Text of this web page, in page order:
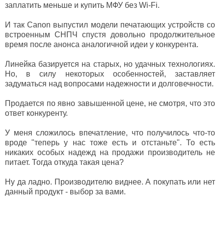
заплатить меньше и купить МФУ без Wi-Fi.
И так Canon выпустил модели печатающих устройств со
встроенным СНПЧ спустя довольно продолжительное
время после анонса аналогичной идеи у конкурента.
Линейка базируется на старых, но удачных технологиях.
Но, в силу некоторых особенностей, заставляет
задуматься над вопросами надежности и долговечности.
Продается по явно завышенной цене, не смотря, что это
ответ конкуренту.
У меня сложилось впечатление, что получилось что-то
вроде "теперь у нас тоже есть и отстаньте". То есть
никаких особых надежд на продажи производитель не
питает. Тогда откуда такая цена?
Ну да ладно. Производителю виднее. А покупать или нет
данный продукт - выбор за вами.